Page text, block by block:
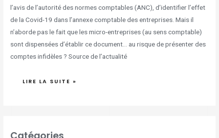
l’avis de l’autorité des normes comptables (ANC), d’identifier l’effet
de la Covid-19 dans l’annexe comptable des entreprises. Mais il
n’aborde pas le fait que les micro-entreprises (au sens comptable)
sont dispensées d’établir ce document… au risque de présenter des
comptes infidèles ? Source de l’actualité
LIRE LA SUITE »